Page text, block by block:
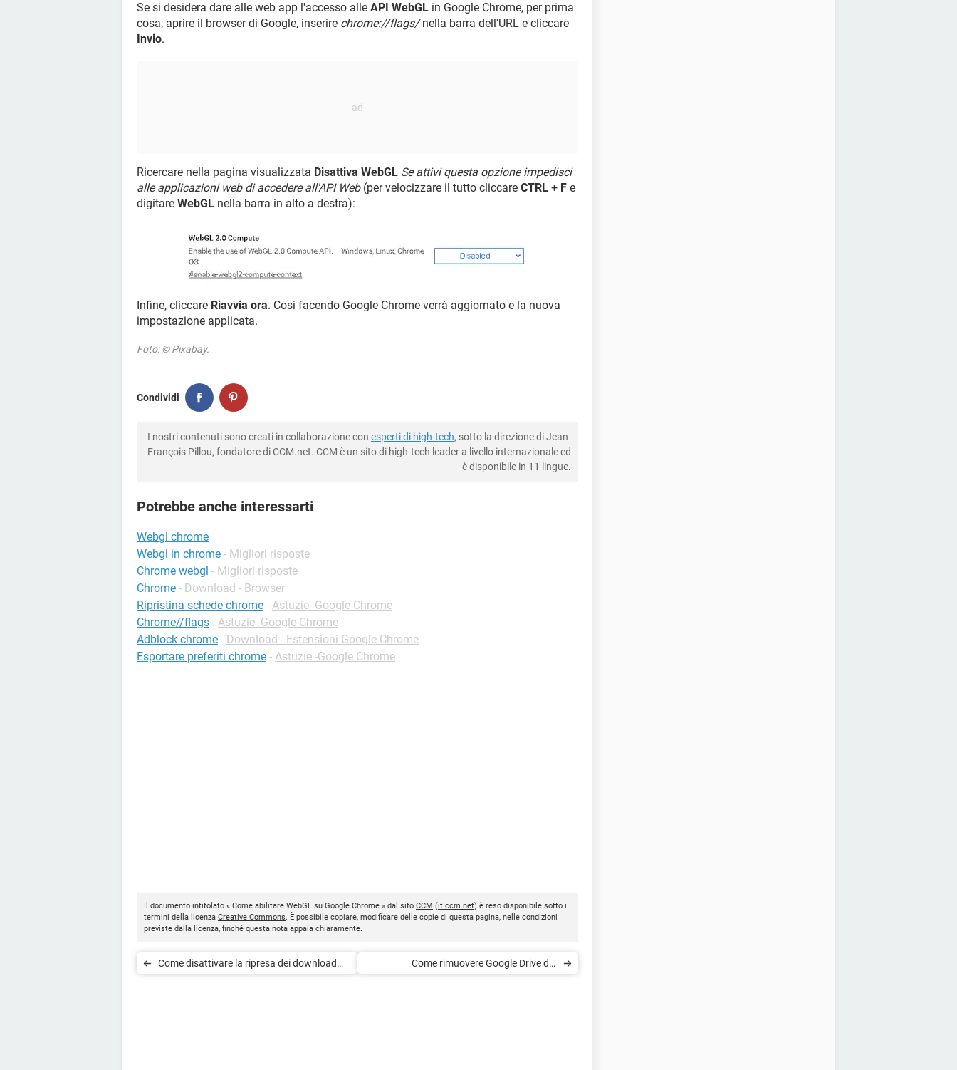
Se si desidera dare alle web app l'accesso alle API WebGL in Google Chrome, per prima
cosa, aprire il browser di Google, inserire chrome://flags/nella barra dell'URL e cliccare
Invio.
Ricercare nella pagina visualizzata Disattiva WebGL Se attivi questa opzione impedisci
alle applicazioni web di accedere all'API Web(per velocizzare il tutto cliccare CTRL + F e
digitare WebGL nella barra in alto a destra):
Infine, cliccare Riavvia ora. Così facendo Google Chrome verrà aggiornato e la nuova
impostazione applicata.
Foto: © Pixabay.
Condividi
I nostri contenuti sono creati in collaborazione con esperti di high-tech, sotto la direzione di Jean-
François Pillou, fondatore di CCM.net. CCM è un sito di high-tech leader a livello internazionale ed
è disponibile in 11 lingue.
Potrebbe anche interessarti
Webgl chrome
Webgl in chrome - Migliori risposte
Chrome webgl - Migliori risposte
Chrome - Download - Browser
Ripristina schede chrome - Astuzie -Google Chrome
Chrome//flags - Astuzie -Google Chrome
Adblock chrome - Download - Estensioni Google Chrome
Esportare preferiti chrome - Astuzie -Google Chrome
Il documento intitolato « Come abilitare WebGL su Google Chrome » dal sito CCM (it.ccm.net) è reso disponibile sotto i
termini della licenza Creative Commons. È possibile copiare, modificare delle copie di questa pagina, nelle condizioni
previste dalla licenza, finché questa nota appaia chiaramente.
Come disattivare la ripresa dei download
Come rimuovere Google Drive dai